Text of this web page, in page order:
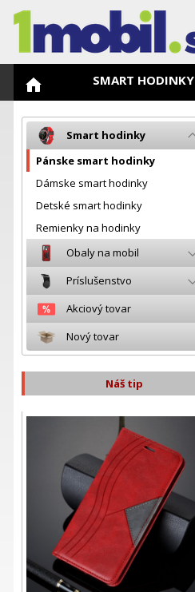
SMART HODINKY
Smart hodinky
Pánske smart hodinky
Dámske smart hodinky
Detské smart hodinky
Remienky na hodinky
Obaly na mobil
Príslušenstvo
Akciový tovar
Nový tovar
Náš tip